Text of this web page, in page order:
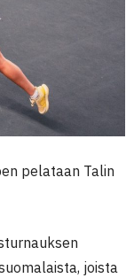
pelataan Talin
joista